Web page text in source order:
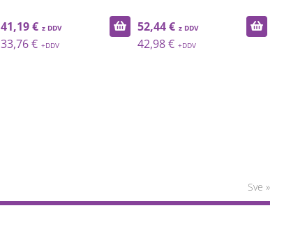
41,19 €
33,76 €
52,44 €
42,98 €
Sve »